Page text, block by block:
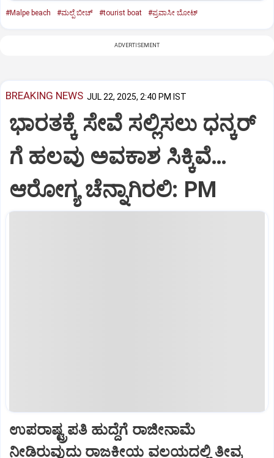
#Malpe beach #ಮಲ್ಪೆ ಬೀಚ್‌ #tourist boat #ಪ್ರವಾಸೀ ಬೋಟ್‌
ADVERTISEMENT
BREAKING NEWS JUL 22, 2025, 2:40 PM IST
ಭಾರತಕ್ಕೆ ಸೇವೆ ಸಲ್ಲಿಸಲು ಧನ್ಕರ್‌
ಗೆ ಹಲವು ಅವಕಾಶ ಸಿಕ್ಕಿವೆ…
ಆರೋಗ್ಯ ಚೆನ್ನಾಗಿರಲಿ: PM
ಉಪರಾಷ್ಟ್ರಪತಿ ಹುದ್ದೆಗೆ ರಾಜೀನಾಮೆ
ನೀಡಿರುವುದು ರಾಜಕೀಯ ವಲಯದಲ್ಲಿ ತೀವ್ರ